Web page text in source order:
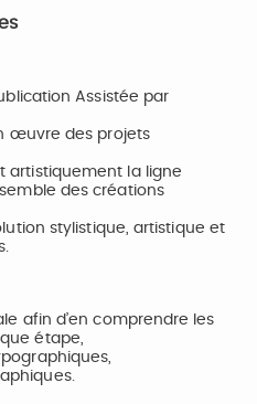
Assistée par
œuvre des projets
artistiquement la ligne
des créations
stylistique, artistique et
afin d’en comprendre les
étape,